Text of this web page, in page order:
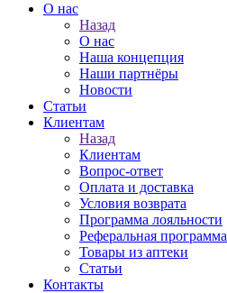
О нас
Назад
О нас
Наша концепция
Наши партнёры
Новости
Статьи
Клиентам
Назад
Клиентам
Вопрос-ответ
Оплата и доставка
Условия возврата
Программа лояльности
Реферальная программа
Товары из аптеки
Статьи
Контакты